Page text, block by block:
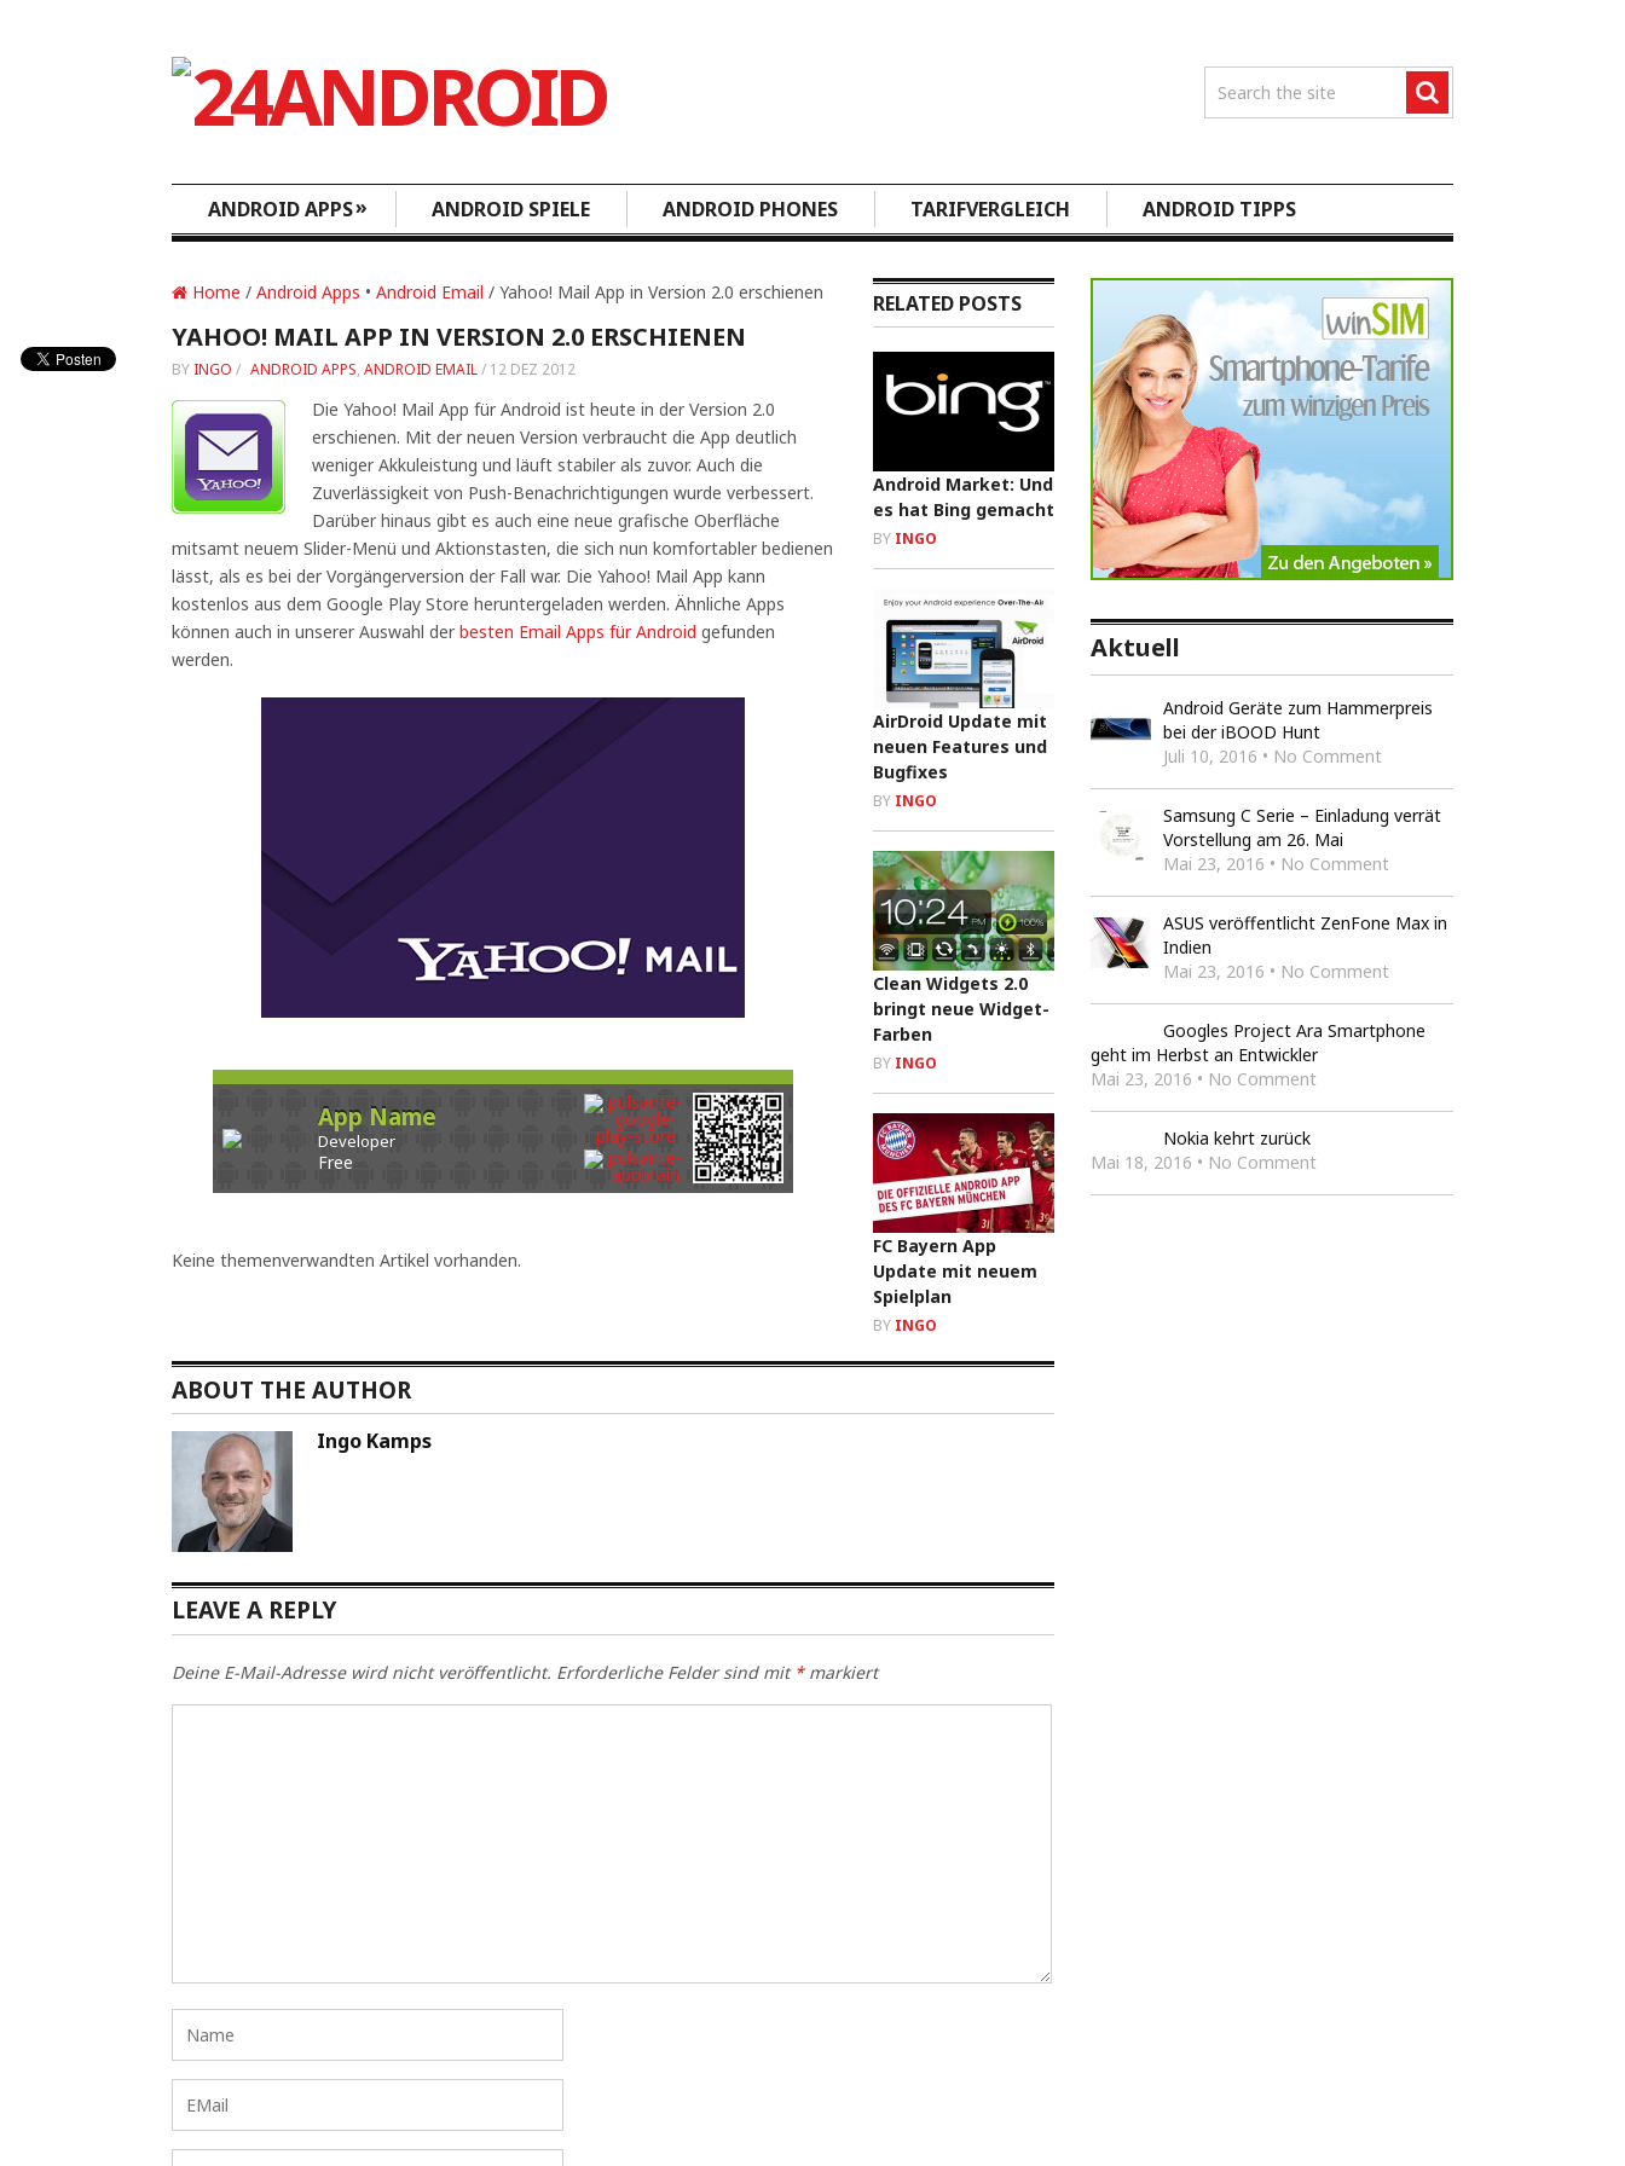
ANDROID APPS» ANDROID SPIELE ANDROID PHONES TARIFVERGLEICH ANDROID TIPPS
Home / Android Apps • Android Email / Yahoo! Mail App in Version 2.0 erschienen
YAHOO! MAIL APP IN VERSION 2.0 ERSCHIENEN
BY INGO / ANDROID APPS, ANDROID EMAIL/ 12 DEZ 2012
Die Yahoo! Mail App für Android ist heute in der Version 2.0
erschienen. Mit der neuen Version verbraucht die App deutlich
weniger Akkuleistung und läuft stabiler als zuvor. Auch die
Zuverlässigkeit von Push-Benachrichtigungen wurde verbessert.
Darüber hinaus gibt es auch eine neue grafische Oberfläche
mitsamt neuem Slider-Menü und Aktionstasten, die sich nun komfortabler bedienen
lässt, als es bei der Vorgängerversion der Fall war. Die Yahoo! Mail App kann
kostenlos aus dem Google Play Store heruntergeladen werden. Ähnliche Apps
können auch in unserer Auswahl der besten Email Apps für Android gefunden
werden.
App Name
Developer
Free
Keine themenverwandten Artikel vorhanden.
RELATED POSTS
Android Market: Und
es hat Bing gemacht
BY INGO
AirDroid Update mit
neuen Features und
Bugfixes
BY INGO
Clean Widgets 2.0
bringt neue Widget-
Farben
BY INGO
FC Bayern App
Update mit neuem
Spielplan
BY INGO
ABOUT THE AUTHOR
Ingo Kamps
LEAVE A REPLY
Deine E-Mail-Adresse wird nicht veröffentlicht. Erforderliche Felder sind mit *markiert
Aktuell
Android Geräte zum Hammerpreis
bei der iBOOD Hunt
Juli 10, 2016 • No Comment
Samsung C Serie – Einladung verrät
Vorstellung am 26. Mai
Mai 23, 2016 • No Comment
ASUS veröffentlicht ZenFone Max in
Indien
Mai 23, 2016 • No Comment
Googles Project Ara Smartphone
geht im Herbst an Entwickler
Mai 23, 2016 • No Comment
Nokia kehrt zurück
Mai 18, 2016 • No Comment